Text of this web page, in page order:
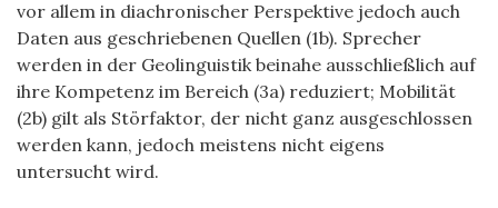
vor allem in diachronischer Perspektive jedoch auch
Daten aus geschriebenen Quellen (1b). Sprecher
werden in der Geolinguistik beinahe ausschließlich auf
ihre Kompetenz im Bereich (3a) reduziert; Mobilität
(2b) gilt als Störfaktor, der nicht ganz ausgeschlossen
werden kann, jedoch meistens nicht eigens
untersucht wird.